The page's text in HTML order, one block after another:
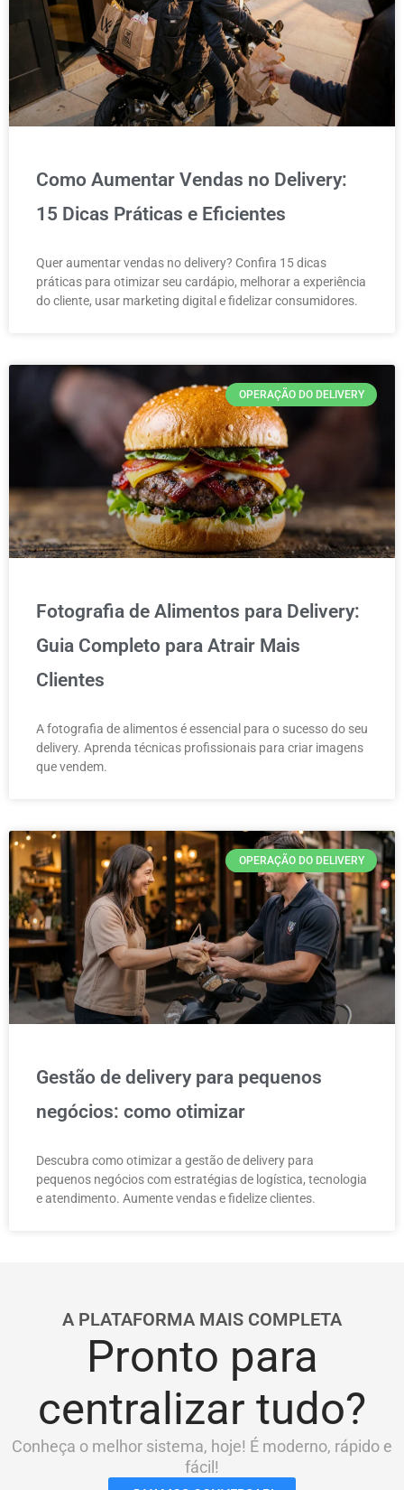
Como Aumentar Vendas no Delivery:
15 Dicas Práticas e Eficientes
Quer aumentar vendas no delivery? Confira 15 dicas
práticas para otimizar seu cardápio, melhorar a experiência
do cliente, usar marketing digital e fidelizar consumidores.
OPERAÇÃO DO DELIVERY
Fotografia de Alimentos para Delivery:
Guia Completo para Atrair Mais
Clientes
A fotografia de alimentos é essencial para o sucesso do seu
delivery. Aprenda técnicas profissionais para criar imagens
que vendem.
OPERAÇÃO DO DELIVERY
Gestão de delivery para pequenos
negócios: como otimizar
Descubra como otimizar a gestão de delivery para
pequenos negócios com estratégias de logística, tecnologia
e atendimento. Aumente vendas e fidelize clientes.
A PLATAFORMA MAIS COMPLETA
Pronto para
centralizar tudo?
Conheça o melhor sistema, hoje! É moderno, rápido e
fácil!